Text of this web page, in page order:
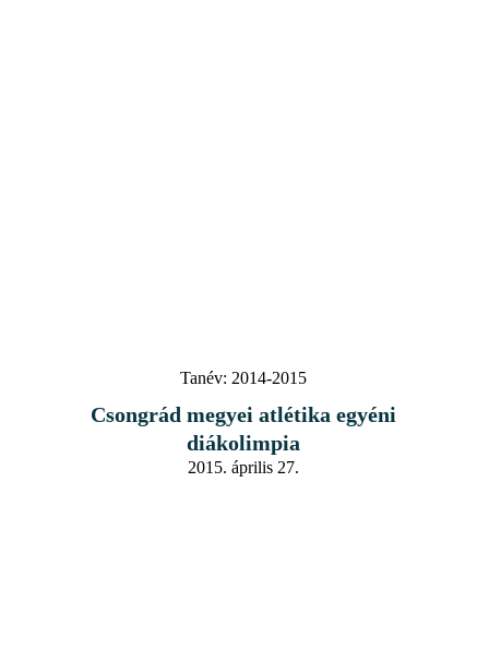
Tanév: 2014-2015
Csongrád megyei atlétika egyéni
diákolimpia
2015. április 27.